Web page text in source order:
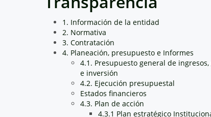
1. Información de la entidad
2. Normativa
3. Contratación
4. Planeación, presupuesto e Informes
4.1. Presupuesto general de ingresos,
e inversión
4.2. Ejecución presupuestal
Estados financieros
4.3. Plan de acción
4.3.1 Plan estratégico